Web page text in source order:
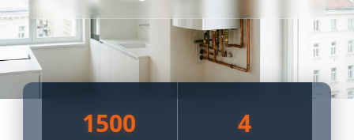
1500 4